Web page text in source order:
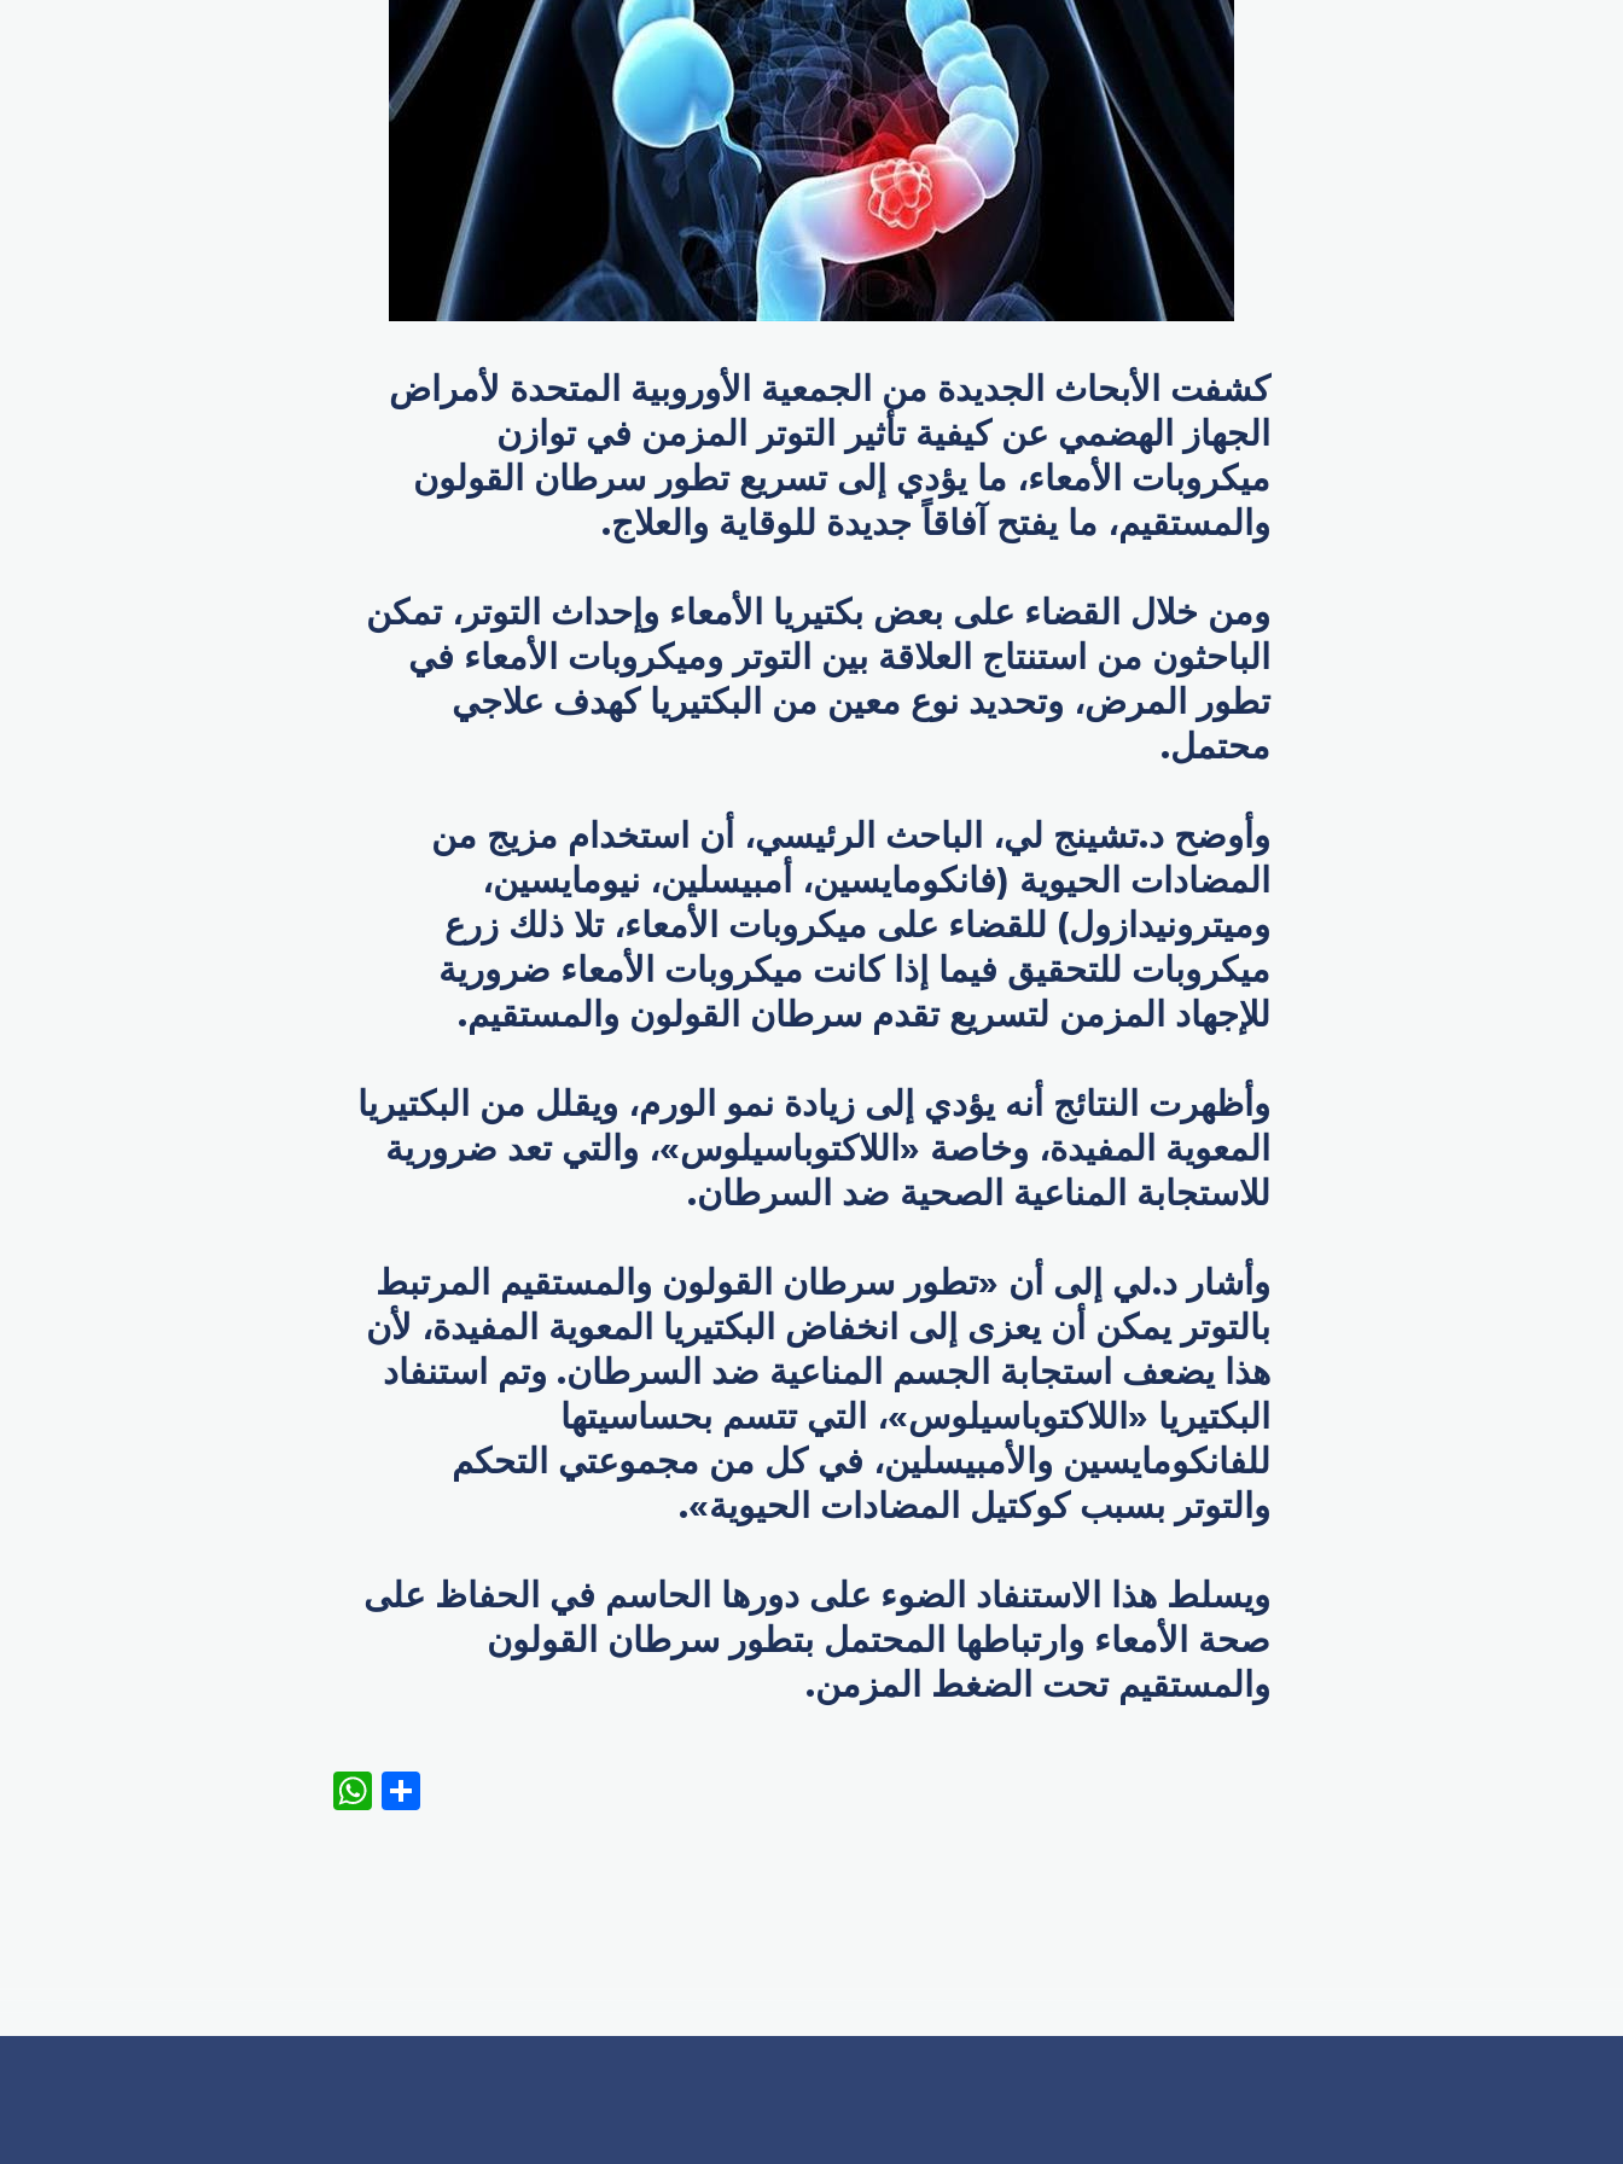
كشفت الأبحاث الجديدة من الجمعية الأوروبية المتحدة لأمراض
الجهاز الهضمي عن كيفية تأثير التوتر المزمن في توازن
ميكروبات الأمعاء، ما يؤدي إلى تسريع تطور سرطان القولون
والمستقيم، ما يفتح آفاقاً جديدة للوقاية والعلاج.
ومن خلال القضاء على بعض بكتيريا الأمعاء وإحداث التوتر، تمكن
الباحثون من استنتاج العلاقة بين التوتر وميكروبات الأمعاء في
تطور المرض، وتحديد نوع معين من البكتيريا كهدف علاجي
محتمل.
وأوضح د.تشينج لي، الباحث الرئيسي، أن استخدام مزيج من
المضادات الحيوية (فانكومايسين، أمبيسلين، نيومايسين،
وميترونيدازول) للقضاء على ميكروبات الأمعاء، تلا ذلك زرع
ميكروبات للتحقيق فيما إذا كانت ميكروبات الأمعاء ضرورية
للإجهاد المزمن لتسريع تقدم سرطان القولون والمستقيم.
وأظهرت النتائج أنه يؤدي إلى زيادة نمو الورم، ويقلل من البكتيريا
المعوية المفيدة، وخاصة «اللاكتوباسيلوس»، والتي تعد ضرورية
للاستجابة المناعية الصحية ضد السرطان.
وأشار د.لي إلى أن «تطور سرطان القولون والمستقيم المرتبط
بالتوتر يمكن أن يعزى إلى انخفاض البكتيريا المعوية المفيدة، لأن
هذا يضعف استجابة الجسم المناعية ضد السرطان. وتم استنفاد
البكتيريا «اللاكتوباسيلوس»، التي تتسم بحساسيتها
للفانكومايسين والأمبيسلين، في كل من مجموعتي التحكم
والتوتر بسبب كوكتيل المضادات الحيوية».
ويسلط هذا الاستنفاد الضوء على دورها الحاسم في الحفاظ على
صحة الأمعاء وارتباطها المحتمل بتطور سرطان القولون
والمستقيم تحت الضغط المزمن.
WhatsApp